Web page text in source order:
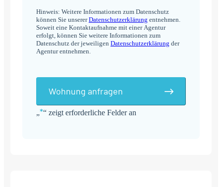
„*“ zeigt erforderliche Felder an
Hinweis: Weitere Informationen zum Datenschutz
können Sie unsererDatenschutzerklärung entnehmen.
Soweit eine Kontaktaufnahme mit einer Agentur
erfolgt, können Sie weitere Informationen zum
Datenschutz der jeweiligen Datenschutzerklärung der
Agentur entnehmen.
Wohnung anfragen